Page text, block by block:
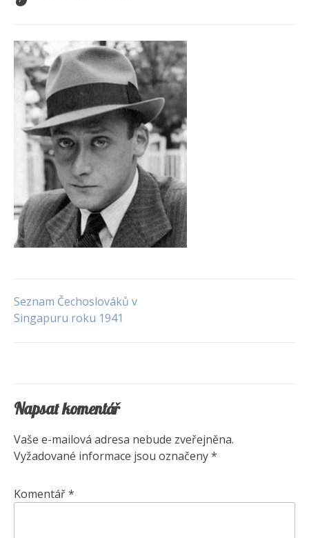
Navigace
Seznam Čechoslováků v
Singapuru roku 1941
Napsat komentář
Vaše e-mailová adresa nebude zveřejněna.
Vyžadované informace jsou označeny*
Komentář*